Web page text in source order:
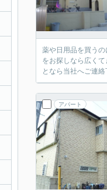
薬や日用品を買うのに便利な薬局トモズ 下井草店まで、281mです。外装
をお探しなら広く
となら当社へご連
アパート